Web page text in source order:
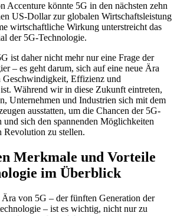
Accenture könnte 5G in den nächsten zehn
US-Dollar zur globalen Wirtschaftsleistung
wirtschaftliche Wirkung unterstreicht das
der 5G-Technologie.
ist daher nicht mehr nur eine Frage der
– es geht darum, sich auf eine neue Ära
Geschwindigkeit, Effizienz und
Während wir in diese Zukunft eintreten,
Unternehmen und Industrien sich mit dem
ausstatten, um die Chancen der 5G-
und sich den spannenden Möglichkeiten
Revolution zu stellen.
Merkmale und Vorteile
im Überblick
von 5G – der fünften Generation der
– ist es wichtig, nicht nur zu